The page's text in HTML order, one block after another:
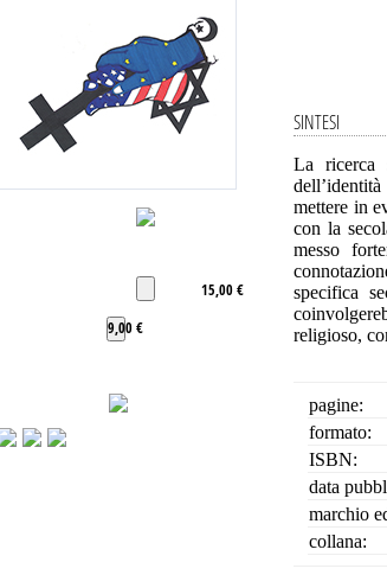
15,00 €
9,00 €
SINTESI
La ricerca
mettere in
con la
messo
specifica
religioso,
pagine:
formato:
ISBN:
data
marchio
collana: